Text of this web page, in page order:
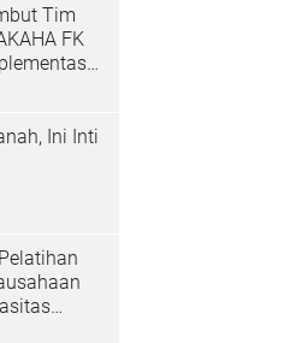
Tim
FK
Desa
Ini Inti